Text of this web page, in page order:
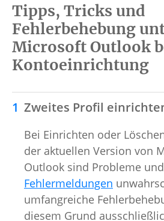
Tipps, Tricks und
Fehlerbehebung
Microsoft Outlook
Kontoeinrichtung
Zweites Profil
Bei Einrichten oder
der aktuellen Version von
Outlook sind Probleme und
Fehlermeldungen
umfangreiche
diesem Grund